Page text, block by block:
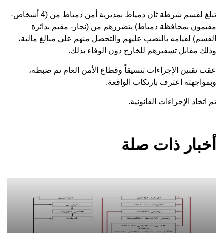
تبلغ لقسم شرطة ثان دمياط بمديرية أمن دمياط من (4 أشخاص-
مقيمون بمحافظة دمياط) بتضررهم من (نجار- مقيم بدائرة
القسم) لقيامه بالنصب عليهم والتحصل منهم على مبالغ مالية،
وذلك مقابل تسفيرهم للخارج دون الوفاء بذلك.
عقب تقنين الإجراءات تنسيقاً وقطاع الأمن العام تم ضبطه،
وبمواجهته اعترف بارتكاب الواقعة.
تم اتخاذ الإجراءات القانونية.
أخبار ذات صلة